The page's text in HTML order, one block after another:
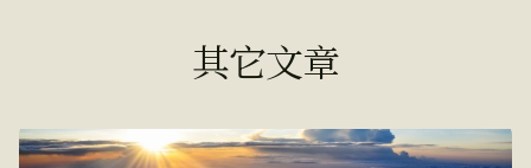
其它文章